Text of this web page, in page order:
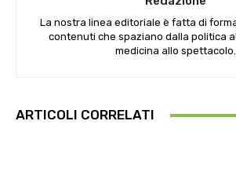
La nostra linea editoriale è fatta di
contenuti che spaziano dalla politica
medicina allo spettacolo.
ARTICOLI CORRELATI